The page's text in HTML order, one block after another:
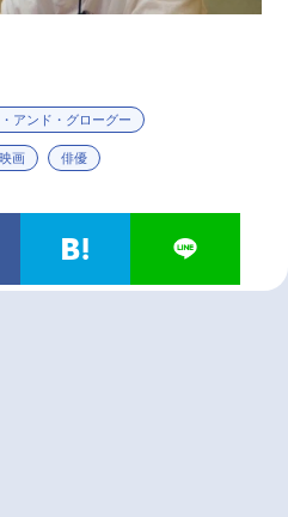
アンド・グローグー
画 俳優